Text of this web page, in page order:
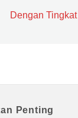
Dengan
Penting